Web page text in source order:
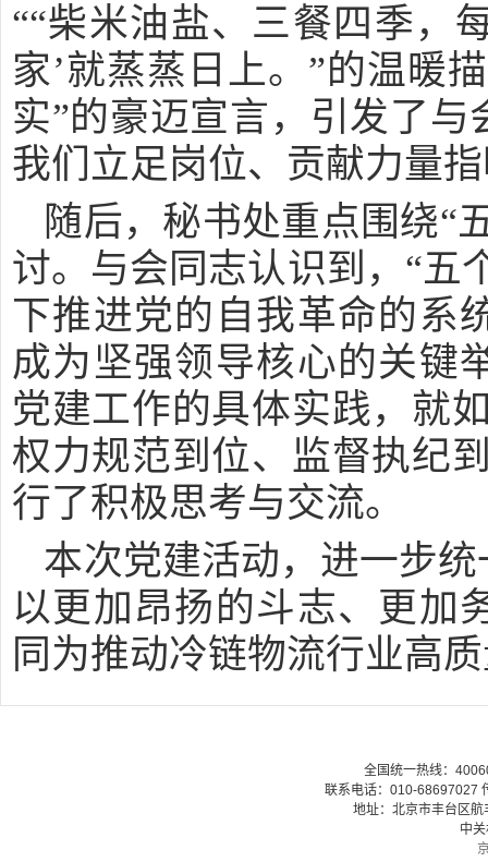
““柴米油盐、三餐四季，
家’就蒸蒸日上。”的温暖
实”的豪迈宣言，引发了
我们立足岗位、贡献力量
随后，秘书处重点围绕“
讨。与会同志认识到，“五
下推进党的自我革命的系
成为坚强领导核心的关键
党建工作的具体实践，就
权力规范到位、监督执纪
行了积极思考与交流。
本次党建活动，进一步
以更加昂扬的斗志、更加
同为推动冷链物流行业高
全国统一热线：
联系电话：010-68697027
地址：北京市丰台区
中